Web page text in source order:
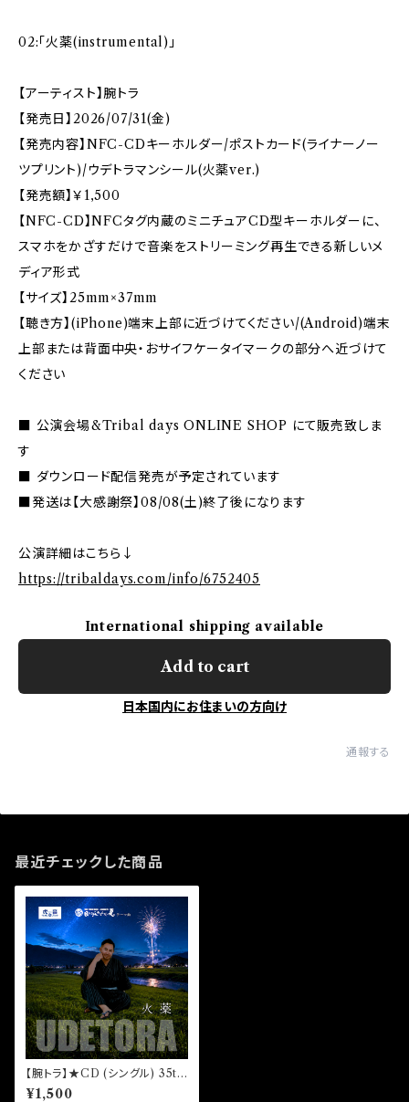
02:「火薬(instrumental)」
【アーティスト】腕トラ
【発売日】2026/07/31(金)
【発売内容】NFC-CDキーホルダー/ポストカード(ライナーノー
ツプリント)/ウデトラマンシール(火薬ver.)
【発売額】￥1,500
【NFC-CD】NFCタグ内蔵のミニチュアCD型キーホルダーに、
スマホをかざすだけで音楽をストリーミング再生できる新しいメ
ディア形式
【サイズ】25mm×37mm
【聴き方】(iPhone)端末上部に近づけてください/(Android)端末
上部または背面中央・おサイフケータイマークの部分へ近づけて
ください
■ 公演会場&Tribal days ONLINE SHOP にて販売致しま
す
■ ダウンロード配信発売が予定されています
■発送は【大感謝祭】08/08(土)終了後になります
公演詳細はこちら↓
https://tribaldays.com/info/6752405
International shipping available
Add to cart
日本国内にお住まいの方向け
通報する
最近チェックした商品
【腕トラ】★CD (シングル) 35th
「火薬」
¥1,500